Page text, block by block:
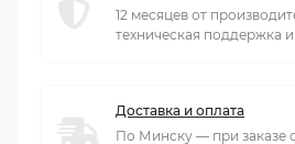
12 месяцев от
техническая поддержка и
Доставка и оплата
По Минску — при заказе